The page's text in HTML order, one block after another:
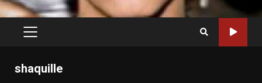
PRIMARY
shaquille